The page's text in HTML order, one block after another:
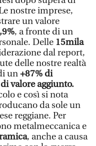
nostre imprese,
un valore
, a fronte di un
Delle 15mila
dal report,
delle nostre realtà
un+87% di
valore aggiunto.
e così si nota
da sole un
reggiane. Per
metalmeccanica e
, anche a causa